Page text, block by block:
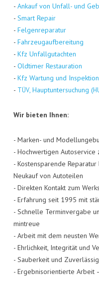
- Ankauf von Unfall- und
- Smart Repair
- Fel­gen­re­pa­ra­tur
- Fahr­zeug­auf­be­rei­tung
- Kfz Unfall­gut­ach­ten
- Old­ti­mer Restau­ra­ti­on
- Kfz War­tung und Inspek­ti­on
- TÜV, Haupt­un­ter­su­chung (
Wir bie­ten Ihnen:
- Mar­ken- und
- Hoch­wer­ti­gen Auto­ser­vice
- Kos­ten­spa­ren­de
Neu­kauf von Auto­tei­len
- Direk­ten Kon­takt zum
- Erfah­rung seit 1995 mit
- Schnel­le Ter­min­ver­ga­be
min­treue
- Arbeit mit dem neus­ten
- Ehr­lich­keit, Inte­gri­tät und
- Sau­ber­keit und
- Ergeb­nis­ori­en­tier­te Arbeit